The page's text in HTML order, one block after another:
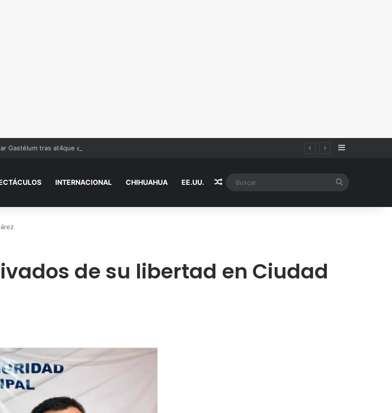
Gastélum tras at4que en Culiacán: “Me dejaste solo” Sidebar
INTERNACIONAL CHIHUAHUA EE.UU. Random Article
de su libertad en Ciudad